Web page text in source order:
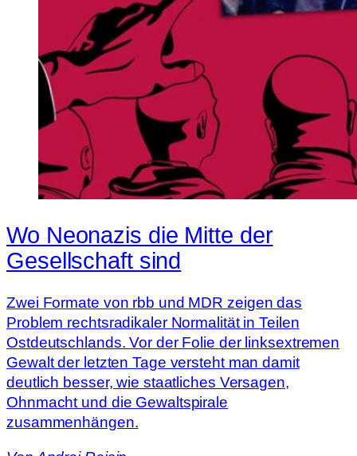
Wo Neonazis die Mitte der
Gesellschaft sind
Zwei Formate von rbb und MDR zeigen das
Problem rechtsradikaler Normalität in Teilen
Ostdeutschlands. Vor der Folie der linksextremen
Gewalt der letzten Tage versteht man damit
deutlich besser, wie staatliches Versagen,
Ohnmacht und die Gewaltspirale
zusammenhängen.